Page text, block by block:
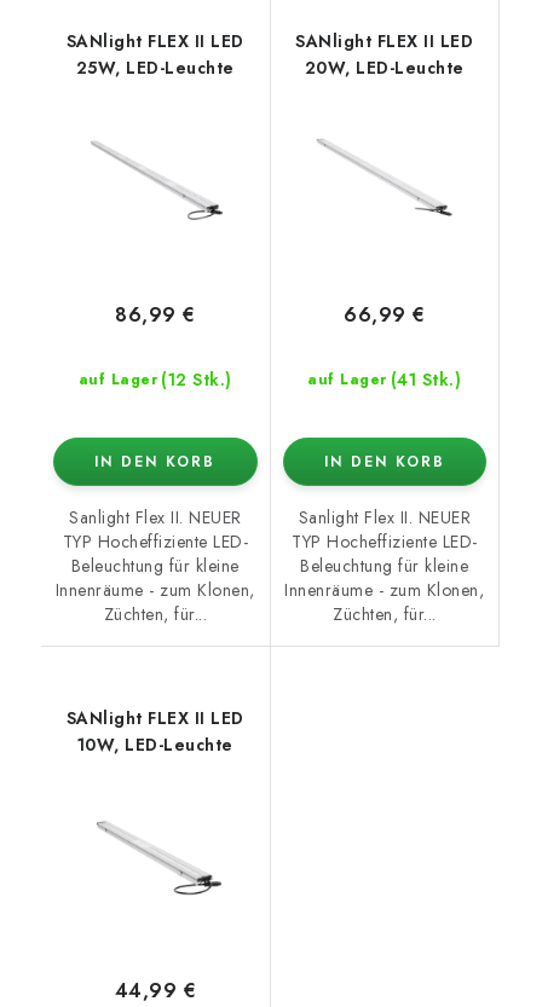
SANlight FLEX II LED
25W, LED-Leuchte
auf Lager (12 Stk.)
86,99 €
IN DEN KORB
Sanlight Flex II. NEUER
TYP Hocheffiziente LED-
Beleuchtung für kleine
Innenräume - zum Klonen,
Züchten, für...
SANlight FLEX II LED
20W, LED-Leuchte
auf Lager (41 Stk.)
66,99 €
IN DEN KORB
Sanlight Flex II. NEUER
TYP Hocheffiziente LED-
Beleuchtung für kleine
Innenräume - zum Klonen,
Züchten, für...
SANlight FLEX II LED
10W, LED-Leuchte
44,99 €